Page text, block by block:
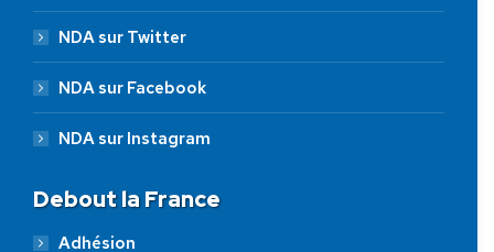
NDA sur Twitter
NDA sur Facebook
NDA sur Instagram
Debout la France
Adhésion